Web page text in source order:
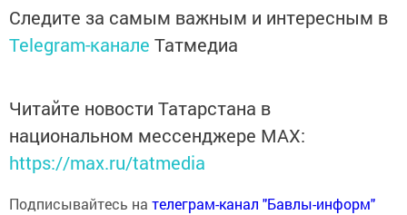
Следите за самым важным и интересным в
Telegram-канале Татмедиа
Читайте новости Татарстана в
национальном мессенджере MАХ:
https://max.ru/tatmedia
Подписывайтесь на телеграм-канал "Бавлы-информ"